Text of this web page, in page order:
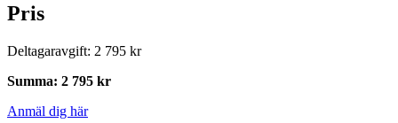
Pris
Deltagaravgift: 2 795 kr
Summa: 2 795 kr
Anmäl dig här